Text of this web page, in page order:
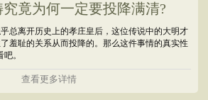
竟为何一定要投降满清?
总离开历史上的孝庄皇后，这位传说中的大明才
羞耻的关系从而投降的。那么这件事情的真实性
。
查看更多详情